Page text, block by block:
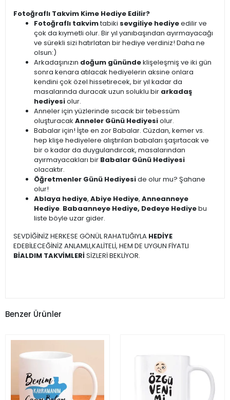
Fotoğraflı Takvim Kime Hediye Edilir?
Fotoğraflı takvimtabiki sevgiliye hediyeedilir ve
çok da kıymetli olur. Bir yıl yanıbaşından ayırmayacağı
ve sürekli sizi hatırlatan bir hediye verdiniz! Daha ne
olsun:)
Arkadaşınızın doğum günündeklişeleşmiş ve iki gün
sonra kenara atılacak hediyelerin aksine onlara
kendini çok özel hissetirecek, bir yıl kadar da
masalarında duracak uzun soluklu bir arkadaş
hediyesiolur.
Anneler için yüzlerinde sıcacık bir tebessüm
oluşturacak Anneler Günü Hediyesiolur.
Babalar için! İşte en zor Babalar. Cüzdan, kemer vs.
hep klişe hediyelere alıştırılan babaları şaşırtacak ve
bir o kadar da duygulandırcak, masalarından
ayırmayacakları bir Babalar Günü Hediyesi
olacaktır.
Öğretmenler Günü Hediyeside olur mu? Şahane
olur!
Ablaya hediye, Abiye Hediye, Anneanneye
Hediye. Babaanneye Hediye, Dedeye Hediyebu
liste böyle uzar gider.
SEVDİĞİNİZ HERKESE GÖNÜL RAHATLIĞIYLA HEDİYE
EDEBİLECEĞİNİZ ANLAMLI,KALİTELİ, HEM DE UYGUN FİYATLI
BİALDIM TAKVİMLERİ SİZLERİ BEKLİYOR.
Benzer Ürünler